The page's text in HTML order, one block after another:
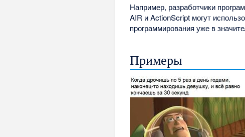
Например, разработчики
AIR и ActionScript могут
программирования уже в
Примеры